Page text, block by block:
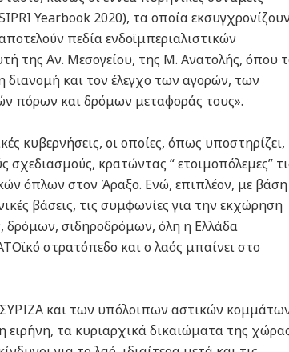
Yearbook 2020), τα οποία
πεδία ενδοϊμπεριαλιστικών
της Αν. Μεσογείου, της Μ. Ανατολής, όπου
διανομή και τον έλεγχο των αγορών, των
πόρων και δρόμων μεταφοράς τους».
κυβερνήσεις, οι οποίες, όπως υποστηρίζει,
κρατώντας “ ετοιμοπόλεμες”
όπλων στον Άραξο. Ενώ, επιπλέον, με βάση
βάσεις, τις συμφωνίες για την εκχώρηση
σιδηροδρόμων, όλη η Ελλάδα
στρατόπεδο και ο λαός μπαίνει στο
και των υπόλοιπων αστικών
ειρήνη, τα κυριαρχικά δικαιώματα της